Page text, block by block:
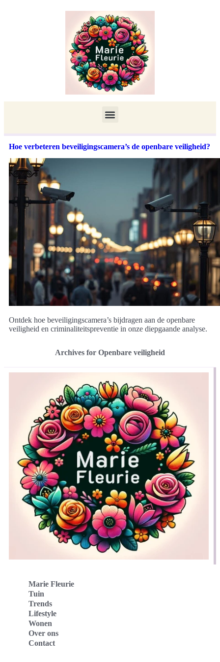
Hoe verbeteren beveiligingscamera’s de openbare veiligheid?
Ontdek hoe beveiligingscamera’s bijdragen aan de openbare
veiligheid en criminaliteitspreventie in onze diepgaande analyse.
Archives for Openbare veiligheid
Marie Fleurie
Tuin
Trends
Lifestyle
Wonen
Over ons
Contact